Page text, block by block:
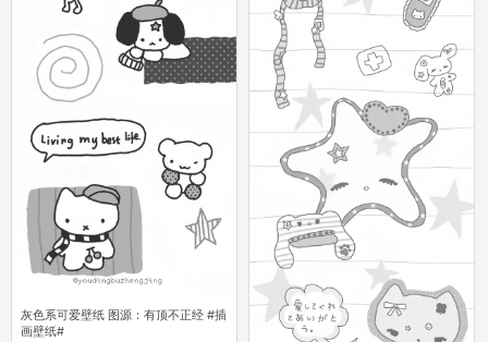
灰色系可爱壁纸 图源：有顶不正经 #插
画壁纸#